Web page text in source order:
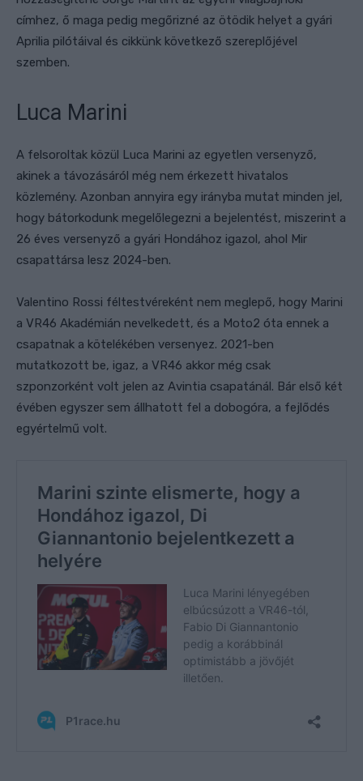
címhez, ő maga pedig megőrizné az ötödik helyet a gyári
Aprilia pilótáival és cikkünk következő szereplőjével
szemben.
Luca Marini
A felsoroltak közül Luca Marini az egyetlen versenyző,
akinek a távozásáról még nem érkezett hivatalos
közlemény. Azonban annyira egy irányba mutat minden jel,
hogy bátorkodunk megelőlegezni a bejelentést, miszerint a
26 éves versenyző a gyári Hondához igazol, ahol Mir
csapattársa lesz 2024-ben.
Valentino Rossi féltestvéreként nem meglepő, hogy Marini
a VR46 Akadémián nevelkedett, és a Moto2 óta ennek a
csapatnak a kötelékében versenyez. 2021-ben
mutatkozott be, igaz, a VR46 akkor még csak
szponzorként volt jelen az Avintia csapatánál. Bár első két
évében egyszer sem állhatott fel a dobogóra, a fejlődés
egyértelmű volt.